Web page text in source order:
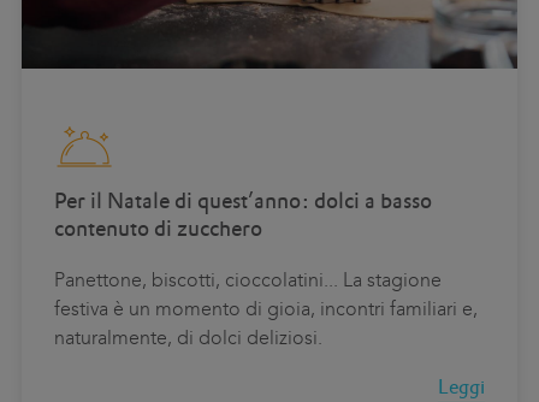
Per il Natale di quest’anno: dolci a basso
contenuto di zucchero
Panettone, biscotti, cioccolatini... La stagione
festiva è un momento di gioia, incontri familiari e,
naturalmente, di dolci deliziosi.
Leggi